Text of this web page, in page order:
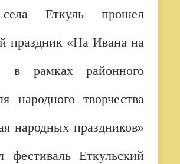
Еткуль прошел
праздник «На Ивана на
в рамках районного
народного творчества
народных праздников»
фестиваль Еткульский